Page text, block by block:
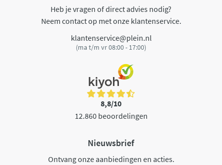
Heb je vragen of direct advies nodig?
Neem contact op met onze klantenservice.
klantenservice@plein.nl
(ma t/m vr 08:00 - 17:00)
8,8/10
12.860 beoordelingen
Nieuwsbrief
Ontvang onze aanbiedingen en acties.